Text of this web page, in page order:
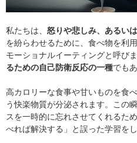
私たちは、 怒りや悲しみ、あるい
を紛らわせるために、食べ物を利
モーショナルイーティングと呼び
るための自己防衛反応の一種でも
高カロリーな食事や甘いものを食
う快楽物質が分泌されます。この
スを一時的に忘れさせてくれるた
べれば解決する」と誤った学習を